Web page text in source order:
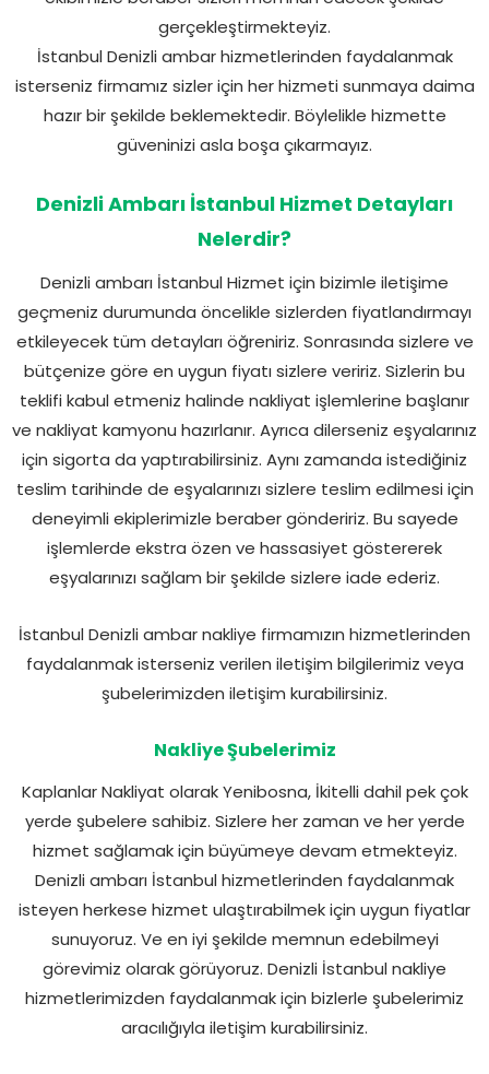
gerçekleştirmekteyiz.
İstanbul Denizli ambar hizmetlerinden faydalanmak
isterseniz firmamız sizler için her hizmeti sunmaya daima
hazır bir şekilde beklemektedir. Böylelikle hizmette
güveninizi asla boşa çıkarmayız.
Denizli Ambarı İstanbul Hizmet Detayları
Nelerdir?
Denizli ambarı İstanbul Hizmet için bizimle iletişime
geçmeniz durumunda öncelikle sizlerden fiyatlandırmayı
etkileyecek tüm detayları öğreniriz. Sonrasında sizlere ve
bütçenize göre en uygun fiyatı sizlere veririz. Sizlerin bu
teklifi kabul etmeniz halinde nakliyat işlemlerine başlanır
ve nakliyat kamyonu hazırlanır. Ayrıca dilerseniz eşyalarınız
için sigorta da yaptırabilirsiniz. Aynı zamanda istediğiniz
teslim tarihinde de eşyalarınızı sizlere teslim edilmesi için
deneyimli ekiplerimizle beraber göndeririz. Bu sayede
işlemlerde ekstra özen ve hassasiyet göstererek
eşyalarınızı sağlam bir şekilde sizlere iade ederiz.
İstanbul Denizli ambar nakliye firmamızın hizmetlerinden
faydalanmak isterseniz verilen iletişim bilgilerimiz veya
şubelerimizden iletişim kurabilirsiniz.
Nakliye Şubelerimiz
Kaplanlar Nakliyat olarak Yenibosna, İkitelli dahil pek çok
yerde şubelere sahibiz. Sizlere her zaman ve her yerde
hizmet sağlamak için büyümeye devam etmekteyiz.
Denizli ambarı İstanbul hizmetlerinden faydalanmak
isteyen herkese hizmet ulaştırabilmek için uygun fiyatlar
sunuyoruz. Ve en iyi şekilde memnun edebilmeyi
görevimiz olarak görüyoruz. Denizli İstanbul nakliye
hizmetlerimizden faydalanmak için bizlerle şubelerimiz
aracılığıyla iletişim kurabilirsiniz.